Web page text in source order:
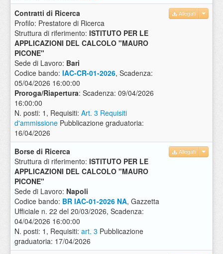
Contratti di Ricerca
Profilo: Prestatore di Ricerca
Struttura di riferimento: ISTITUTO PER LE
APPLICAZIONI DEL CALCOLO "MAURO
PICONE"
Sede di Lavoro: Bari
Codice bando: IAC-CR-01-2026, Scadenza:
05/04/2026 16:00:00
Proroga/Riapertura: Scadenza: 09/04/2026
16:00:00
N. posti: 1, Requisiti: Art. 3 Requisiti
d'ammissione Pubblicazione graduatoria:
16/04/2026
Allegati
Borse di Ricerca
Struttura di riferimento: ISTITUTO PER LE
APPLICAZIONI DEL CALCOLO "MAURO
PICONE"
Sede di Lavoro: Napoli
Codice bando: BR IAC-01-2026 NA, Gazzetta
Ufficiale n. 22 del 20/03/2026, Scadenza:
04/04/2026 16:00:00
N. posti: 1, Requisiti: art. 3 Pubblicazione
graduatoria: 17/04/2026
Allegati